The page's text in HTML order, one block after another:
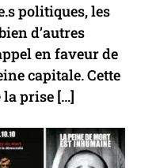
politiques, les
d’autres
en faveur de
capitale. Cette
la prise […]